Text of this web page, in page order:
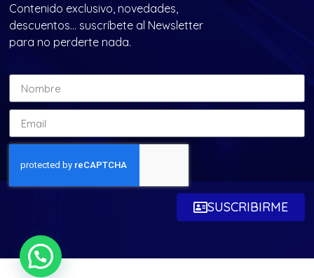
Contenido exclusivo, novedades,
descuentos… suscríbete al Newsletter
para no perderte nada.
SUSCRIBIRME